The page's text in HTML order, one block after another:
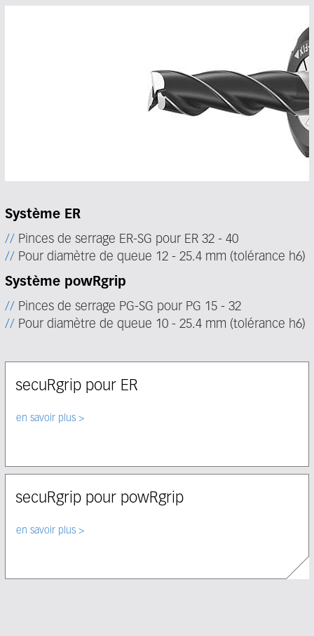
Système ER
Pinces de serrage ER-SG pour ER 32 - 40
Pour diamètre de queue 12 - 25.4 mm (tolérance h6)
Système powRgrip
Pinces de serrage PG-SG pour PG 15 - 32
Pour diamètre de queue 10 - 25.4 mm (tolérance h6)
secuRgrip pour ER
en savoir plus
secuRgrip pour powRgrip
en savoir plus